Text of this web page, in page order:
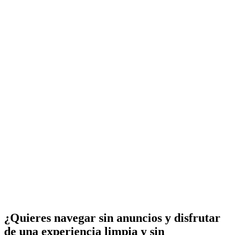
¿Quieres navegar sin anuncios y disfrutar
de una experiencia limpia y sin